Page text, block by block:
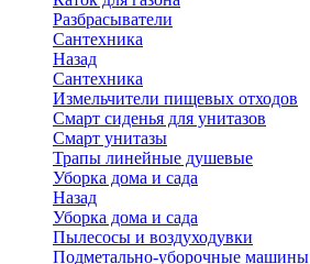
Разбрасыватели
Сантехника
Назад
Сантехника
Измельчители пищевых отходов
Смарт сиденья для унитазов
Смарт унитазы
Трапы линейные душевые
Уборка дома и сада
Назад
Уборка дома и сада
Пылесосы и воздуходувки
Подметально-уборочные машины